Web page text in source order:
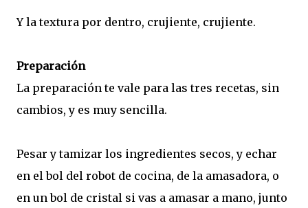
Y la textura por dentro, crujiente, crujiente.
Preparación
La preparación te vale para las tres recetas, sin
cambios, y es muy sencilla.
Pesar y tamizar los ingredientes secos, y echar
en el bol del robot de cocina, de la amasadora, o
en un bol de cristal si vas a amasar a mano, junto